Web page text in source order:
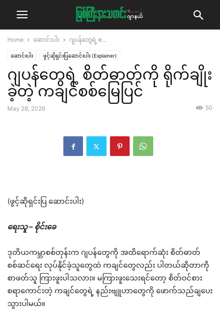
Home ဆောင်းပါး ဂျပန်တွေရဲ့ စ...
ဆောင်းပါး ဖွင့်ဆိုရှင်းပြဆောင်းပါး (Explainer)
ဂျပန်တွေရဲ့ စိတ်ဓာတ်ကို ရိုက်ချိုး
ခဲ့တဲ့ ကချင်စစ်မြေပြင်
May 28, 2026 50
(ဖွင့်ဆိုရှင်းပြ ဆောင်းပါး)
ရေးသူ – စိုင်းခေ
ဒုတိယကမ္ဘာစစ်တုန်းက ဂျပန်တွေကို အထိရောက်ဆုံး စိတ်ဓာတ်
စစ်ဆင်ရေး လုပ်နိုင်ခဲ့သူတွေထဲ ကချင်တွေလည်း ပါတယ်ဆိုတာကို
စာဖတ်သူ ကြားဖူးပါသလား။ မကြားဖူးသေးရင်တော့ စိတ်ဝင်စား
စရာကောင်းတဲ့ ကချင်တွေရဲ့ နည်းဗျူဟာတွေကို ဖောက်သည်ချပေး
သွားပါမယ်။